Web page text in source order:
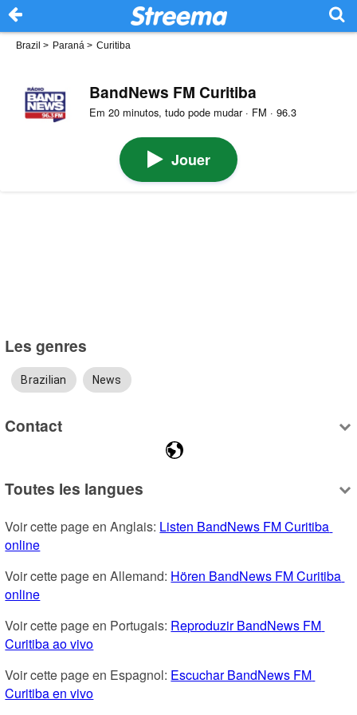
Brazil > Paraná > Curitiba
BandNews FM Curitiba
Em 20 minutos, tudo pode mudar · FM · 96.3
Jouer
Les genres
Brazilian News
Contact
Toutes les langues
Voir cette page en Anglais: Listen BandNews FM Curitiba
online
Voir cette page en Allemand: Hören BandNews FM Curitiba
online
Voir cette page en Portugais: Reproduzir BandNews FM
Curitiba ao vivo
Voir cette page en Espagnol: Escuchar BandNews FM
Curitiba en vivo